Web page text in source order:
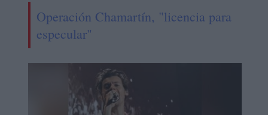
Operación Chamartín, "licencia para
especular"